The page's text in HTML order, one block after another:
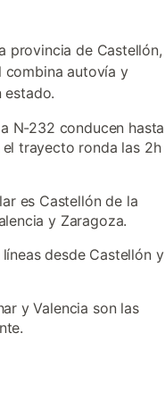
provincia de Castellón,
combina autovía y
estado.
N-232 conducen hasta
trayecto ronda las 2h
es Castellón de la
y Zaragoza.
desde Castellón y
y Valencia son las